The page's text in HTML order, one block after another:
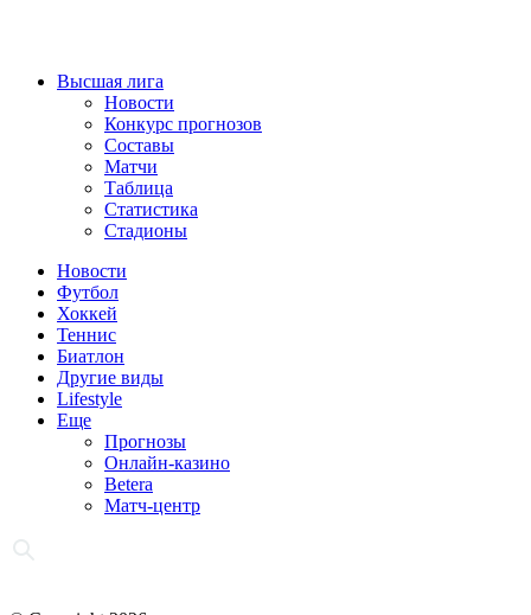
Высшая лига
Новости
Конкурс прогнозов
Составы
Матчи
Таблица
Статистика
Стадионы
Новости
Футбол
Хоккей
Теннис
Биатлон
Другие виды
Lifestyle
Еще
Прогнозы
Онлайн-казино
Betera
Матч-центр